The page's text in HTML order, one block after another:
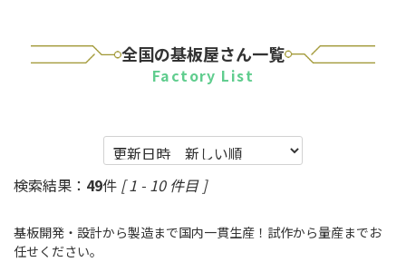
全国の基板屋さん一覧
Factory List
検索結果： 49件 [ 1 - 10 件目 ]
基板開発・設計から製造まで国内一貫生産！試作から量産までお
任せください。